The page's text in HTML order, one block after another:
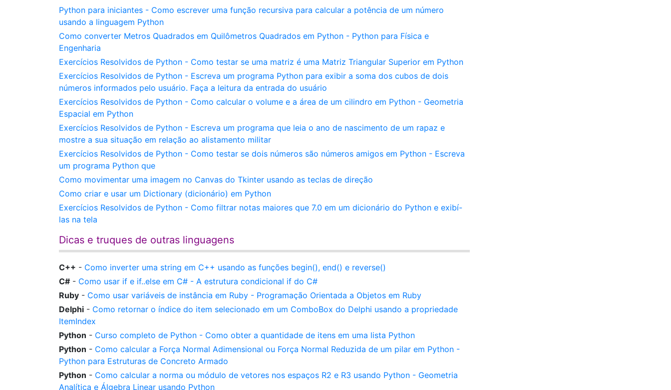
Python para iniciantes - Como escrever uma função recursiva para calcular a potência de um número
usando a linguagem Python
Como converter Metros Quadrados em Quilômetros Quadrados em Python - Python para Física e
Engenharia
Exercícios Resolvidos de Python - Como testar se uma matriz é uma Matriz Triangular Superior em Python
Exercícios Resolvidos de Python - Escreva um programa Python para exibir a soma dos cubos de dois
números informados pelo usuário. Faça a leitura da entrada do usuário
Exercícios Resolvidos de Python - Como calcular o volume e a área de um cilindro em Python - Geometria
Espacial em Python
Exercícios Resolvidos de Python - Escreva um programa que leia o ano de nascimento de um rapaz e
mostre a sua situação em relação ao alistamento militar
Exercícios Resolvidos de Python - Como testar se dois números são números amigos em Python - Escreva
um programa Python que
Como movimentar uma imagem no Canvas do Tkinter usando as teclas de direção
Como criar e usar um Dictionary (dicionário) em Python
Exercícios Resolvidos de Python - Como filtrar notas maiores que 7.0 em um dicionário do Python e exibí-
las na tela
Dicas e truques de outras linguagens
C++ - Como inverter uma string em C++ usando as funções begin(), end() e reverse()
C# - Como usar if e if..else em C# - A estrutura condicional if do C#
Ruby - Como usar variáveis de instância em Ruby - Programação Orientada a Objetos em Ruby
Delphi - Como retornar o índice do item selecionado em um ComboBox do Delphi usando a propriedade
ItemIndex
Python - Curso completo de Python - Como obter a quantidade de itens em uma lista Python
Python - Como calcular a Força Normal Adimensional ou Força Normal Reduzida de um pilar em Python -
Python para Estruturas de Concreto Armado
Python - Como calcular a norma ou módulo de vetores nos espaços R2 e R3 usando Python - Geometria
Analítica e Álgebra Linear usando Python